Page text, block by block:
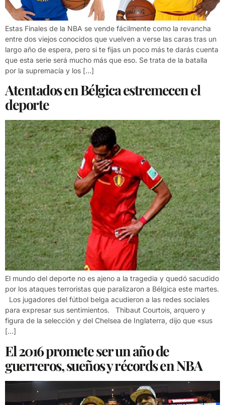
Estas Finales de la NBA se vende fácilmente como la revancha
entre dos viejos conocidos que vuelven a verse las caras tras un
largo año de espera, pero si te fijas un poco más te darás cuenta
que esta serie será mucho más que eso. Se trata de la batalla
por la supremacía y los […]
Atentados en Bélgica estremecen el
deporte
El mundo del deporte no es ajeno a la tragedia y quedó sacudido
por los ataques terroristas que paralizaron a Bélgica este martes.
Los jugadores del fútbol belga acudieron a las redes sociales
para expresar sus sentimientos. Thibaut Courtois, arquero y
figura de la selección y del Chelsea de Inglaterra, dijo que «sus
[…]
El 2016 promete ser un año de
guerreros, sueños y récords en NBA